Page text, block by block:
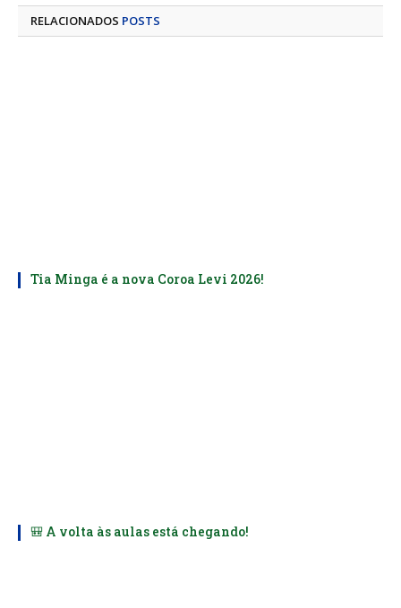
RELACIONADOS POSTS
Tia Minga é a nova Coroa Levi 2026!
🎒 A volta às aulas está chegando!